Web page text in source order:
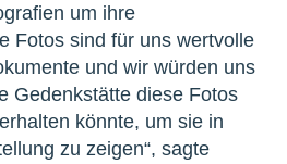
um ihre
Fotos sind für uns wertvolle
und wir würden uns
Gedenkstätte diese Fotos
könnte, um sie in
zu zeigen“, sagte